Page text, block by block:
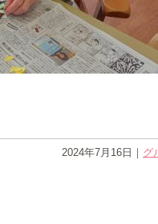
2024年7月16日 ｜ グ